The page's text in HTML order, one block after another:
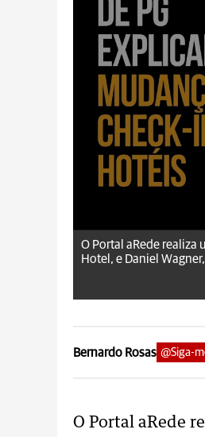
aRede.info
O Portal aRede realiza
Hotel, e Daniel
Bernardo Rosas @Siga-
O Portal aRede